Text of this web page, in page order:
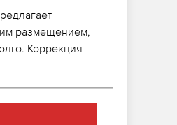
размещением,
Коррекция